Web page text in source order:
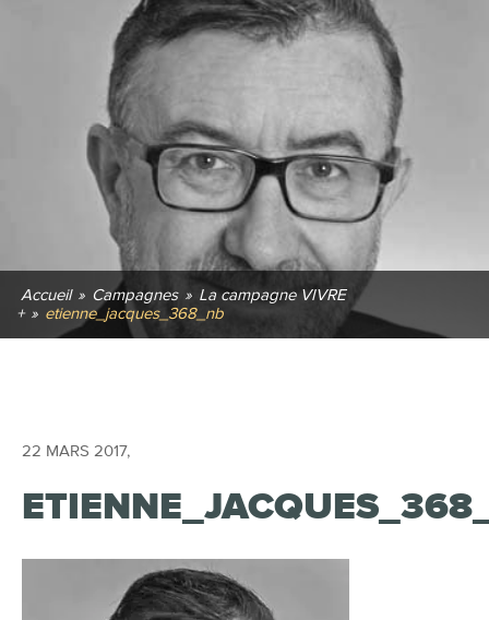
Accueil » Campagnes » La campagne VIVRE
+ » etienne_jacques_368_nb
22 MARS 2017,